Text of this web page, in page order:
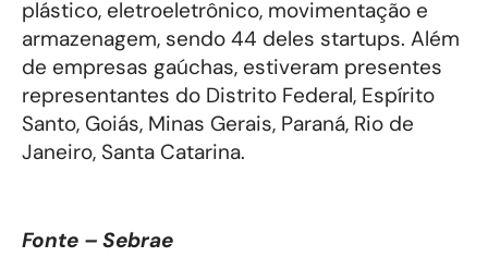
plástico, eletroeletrônico, movimentação e
armazenagem, sendo 44 deles startups. Além
de empresas gaúchas, estiveram presentes
representantes do Distrito Federal, Espírito
Santo, Goiás, Minas Gerais, Paraná, Rio de
Janeiro, Santa Catarina.
Fonte – Sebrae